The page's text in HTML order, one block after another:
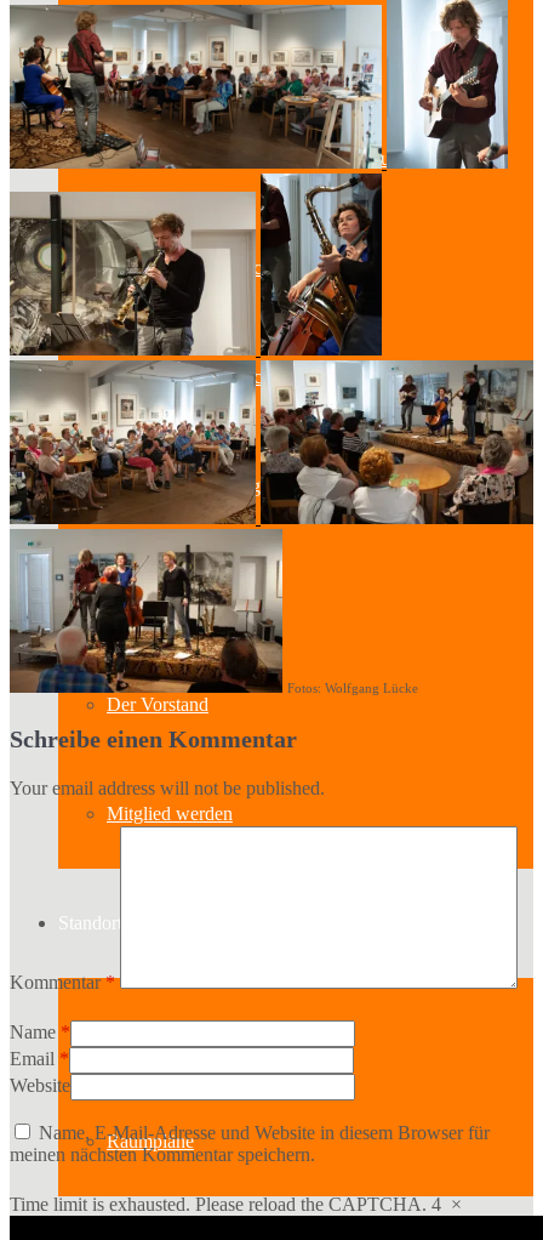
Literatur
Lesung & Autoren-Lesung
Mitmach-Lesung
Szenische Lesung
Lesung und Musik
Spurensuche
Der Vorstand
Mitglied werden
Standort
Raumpläne
Fotos: Wolfgang Lücke
Schreibe einen Kommentar
Your email address will not be published.
Kommentar*
Name *
Email *
Website
Name, E-Mail-Adresse und Website in diesem Browser für
meinen nächsten Kommentar speichern.
Time limit is exhausted. Please reload the CAPTCHA. 4 ×